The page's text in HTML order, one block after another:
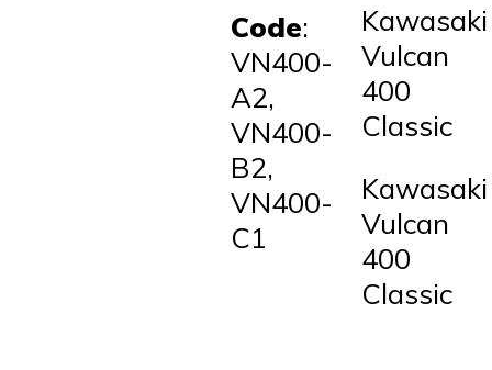
Code:
VN400-
A2,
VN400-
B2,
VN400-
C1
Kawasaki
Vulcan
400
Classic
Kawasaki
Vulcan
400
Classic